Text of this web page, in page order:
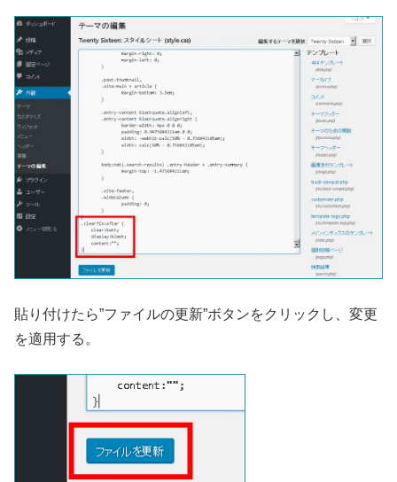
貼り付けたら”ファイルの更新”ボタンをクリックし、変更
を適用する。